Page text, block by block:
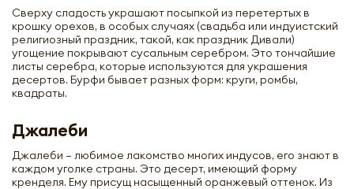
Сверху сладость украшают посыпкой из перетертых в
крошку орехов, в особых случаях (свадьба или индуистский
религиозный праздник, такой, как праздник Дивали)
угощение покрывают сусальным серебром. Это тончайшие
листы серебра, которые используются для украшения
десертов. Бурфи бывает разных форм: круги, ромбы,
квадраты.
Джалеби
Джалеби – любимое лакомство многих индусов, его знают в
каждом уголке страны. Это десерт, имеющий форму
кренделя. Ему присущ насыщенный оранжевый оттенок. Из